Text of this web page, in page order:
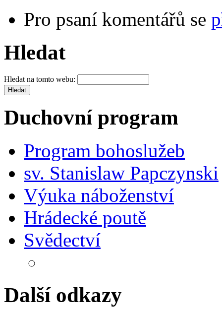
Pro psaní komentářů se
Hledat
Hledat na tomto webu:
Duchovní program
Program bohoslužeb
sv. Stanislaw Papczynski
Výuka náboženství
Hrádecké poutě
Svědectví
Další odkazy